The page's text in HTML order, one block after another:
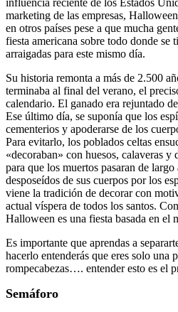
influencia reciente de los Estados
marketing de las empresas,
en otros países pese a que mucha
fiesta americana sobre todo donde se
arraigadas para este mismo día.
Su historia remonta a más de 2.500
terminaba al final del verano, el
calendario. El ganado era rejuntado
Ese último día, se suponía que los
cementerios y apoderarse de los
Para evitarlo, los poblados celtas
«decoraban» con huesos, calaveras y
para que los muertos pasaran de
desposeídos de sus cuerpos por los
viene la tradición de decorar con
actual víspera de todos los santos.
Halloween es una fiesta basada en el
Es importante que aprendas a
hacerlo entenderás que eres solo una
rompecabezas…. entender esto es el
Semáforo